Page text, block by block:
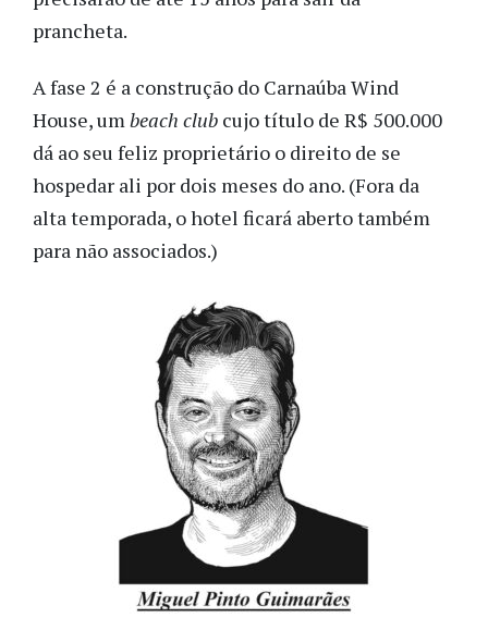
prancheta.
A fase 2 é a construção do Carnaúba Wind
House, umbeach club cujo título de R$ 500.000
dá ao seu feliz proprietário o direito de se
hospedar ali por dois meses do ano. (Fora da
alta temporada, o hotel ficará aberto também
para não associados.)